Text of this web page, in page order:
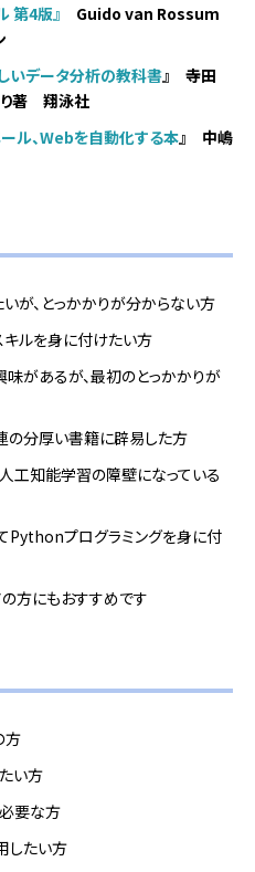
第4版』 Guido van Rossum
いデータ分析の教科書』 寺田
り著 翔泳社
ル、Webを自動化する本』
中嶋
が、とっかかりが分からない方
キルを身に付けたい方
があるが、最初のとっかかりが
の分厚い書籍に辟易した方
工知能学習の障壁になっている
Pythonプログラミングを身に付
方にもおすすめです
方
い方
要な方
したい方